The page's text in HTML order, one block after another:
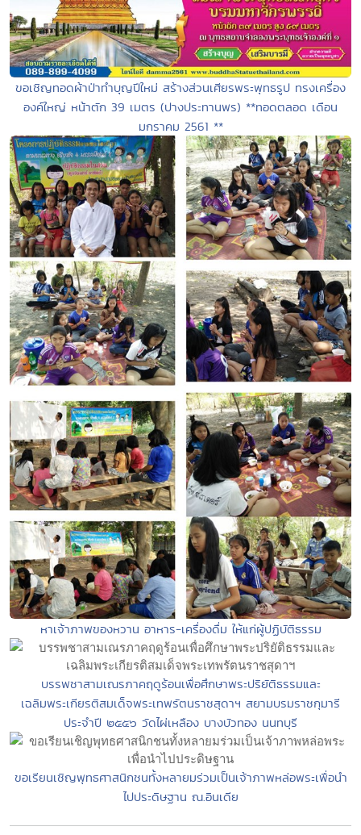
ขอเชิญทอดผ้าป่าทำบุญปีใหม่ สร้างส่วนเศียรพระพุทธรูป ทรงเครื่อง
องค์ใหญ่ หน้าตัก 39 เมตร (ปางประทานพร) **ทอดตลอด เดือน
มกราคม 2561 **
หาเจ้าภาพของหวาน อาหาร-เครื่องดื่ม ให้แก่ผู้ปฏิบัติธรรม
บรรพชาสามเณรภาคฤดูร้อนเพื่อศึกษาพระปริยัติธรรมและ
เฉลิมพระเกียรติสมเด็จพระเทพรัตนราชสุดาฯ สยามบรมราชกุมารี
ประจำปี ๒๕๕๖ วัดไผ่เหลือง บางบัวทอง นนทบุรี
ขอเรียนเชิญพุทธศาสนิกชนทั้งหลายมร่วมเป็นเจ้าภาพหล่อพระเพื่อนำ
ไปประดิษฐาน ณ.อินเดีย